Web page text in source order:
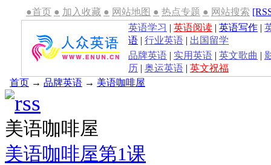
●首页 ● 加入收藏 ● 网站地图 ● 热点专题 ● 网站搜索
英语学习 | 英语阅读 | 英语写作 |
语 | 行业英语 | 出国留学
品牌英语 | 实用英语 | 英文歌曲 |
历 | 奥运英语 | 英文祝福
首页 → 品牌英语 → 美语咖啡屋
美语咖啡屋
美语咖啡屋第1课